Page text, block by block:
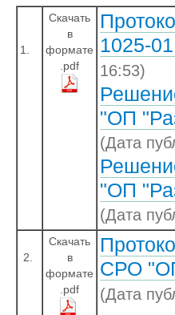
1.
Скачать
в
формате
.pdf
1025-
16:53)
"ОП
(Дата
"ОП
(Дата
2.
Скачать
в
формате
.pdf
СРО
(Дата